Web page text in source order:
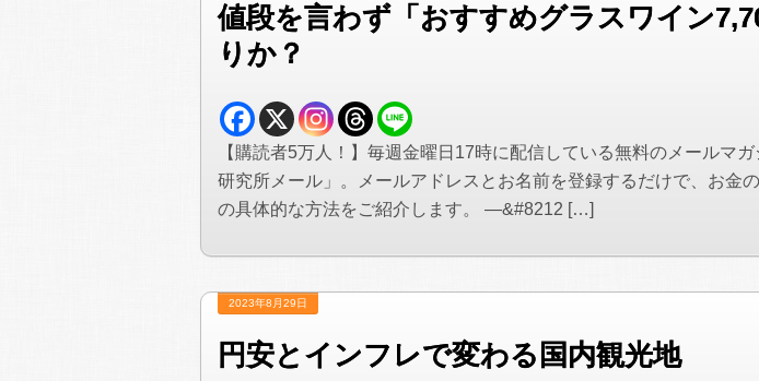
値段を言わず「おすすめグラスワイン
りか？
【購読者5万人！】毎週金曜日17時に配信している無料のメールマ
研究所メール」。メールアドレスとお名前を登録するだけで、お金
の具体的な方法をご紹介します。 —&#8212 […]
2023年8月29日
円安とインフレで変わる国内観光地